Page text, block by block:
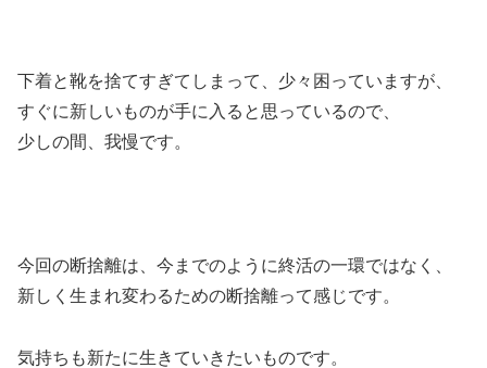
下着と靴を捨てすぎてしまって、少々困っていますが、
すぐに新しいものが手に入ると思っているので、
少しの間、我慢です。
今回の断捨離は、今までのように終活の一環ではなく、
新しく生まれ変わるための断捨離って感じです。
気持ちも新たに生きていきたいものです。